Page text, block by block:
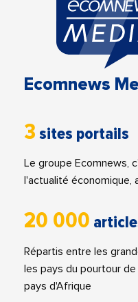
Ecomnews
3 sites portails
Le groupe Ecomnews,
l'actualité économique,
20 000
Répartis entre les
les pays du pourtour
pays d'Afrique